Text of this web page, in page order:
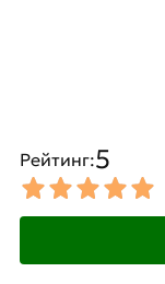
Рейтинг:5